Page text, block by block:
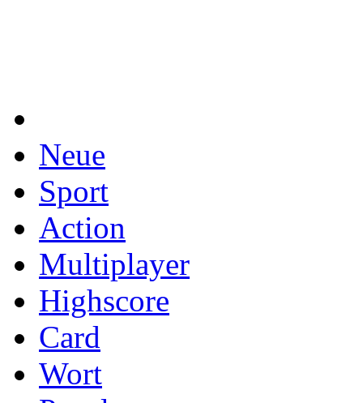
Neue
Sport
Action
Multiplayer
Highscore
Card
Wort